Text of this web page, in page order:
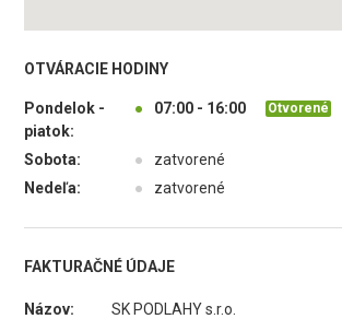
OTVÁRACIE HODINY
Pondelok -
piatok:
● 07:00 - 16:00 Otvorené
Sobota: ●
zatvorené
Nedeľa:
● zatvorené
FAKTURAČNÉ ÚDAJE
Názov:
SK PODLAHY s.r.o.